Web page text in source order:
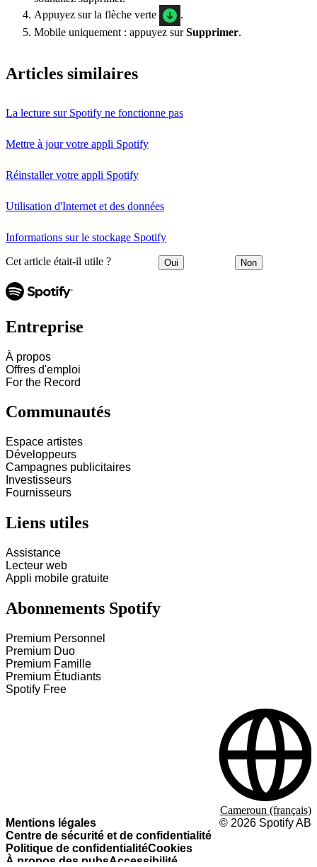
Appuyez sur la flèche verte
.
Mobile uniquement : appuyez surSupprimer.
Articles similaires
La lecture sur Spotify ne fonctionne pas
Mettre à jour votre appli Spotify
Réinstaller votre appli Spotify
Utilisation d'Internet et des données
Informations sur le stockage Spotify
Cet article était-il utile ? Oui Non
Entreprise
À propos
Offres d'emploi
For the Record
Communautés
Espace artistes
Développeurs
Campagnes publicitaires
Investisseurs
Fournisseurs
Liens utiles
Assistance
Lecteur web
Appli mobile gratuite
Abonnements Spotify
Premium Personnel
Premium Duo
Premium Famille
Premium Étudiants
Spotify Free
Mentions légales
Centre de sécurité et de confidentialité
Politique de confidentialitéCookies
À propos des pubsAccessibilité
© 2026 Spotify AB
Cameroun (français)